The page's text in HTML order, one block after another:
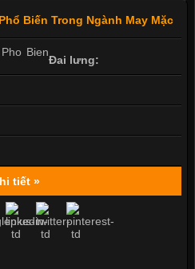
Biến Trong Ngành May Mặc
Đai lưng:
tiết »